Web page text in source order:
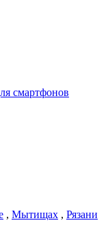
смартфонов
, Мытищах , Рязани